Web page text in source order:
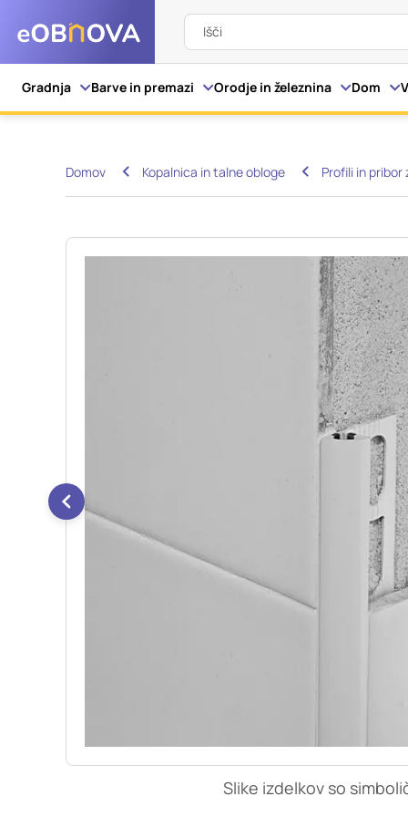
Išči
Gradnja Barve in premazi Orodje in železnina Dom
Domov Kopalnica in talne obloge Profili in pribor
Slike izdelkov so
Nastavitve
Ko obiščete katero
pa skrbijo, da vaše
razkrivajo
izkušnjo. Nekatere
informacij in
tega spletnega
Obvezni piškotki
Ti piškotki so nujni
so nastavljeni samo
zasebnosti, prijava
vas opozori na njih.
Piškotki za
S temi piškotki
našega spletnega
opazujemo, kako se
anonimni. Če
Te piškotke